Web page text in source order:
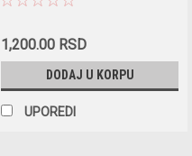
1,200.00 RSD
DODAJ U KORPU
UPOREDI